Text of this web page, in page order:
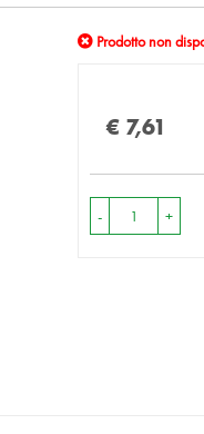
Prodotto non
€ 7,61
- +